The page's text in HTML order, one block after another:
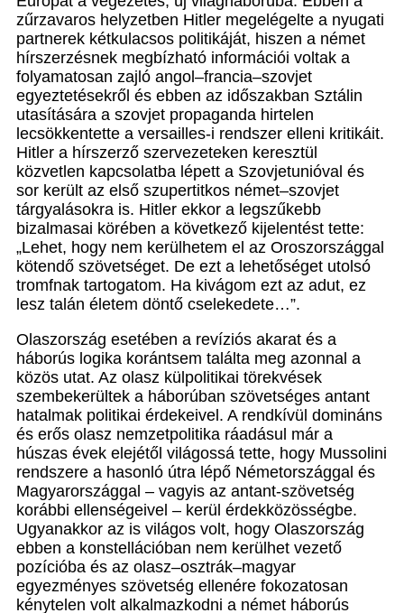
zűrzavaros helyzetben Hitler megelégelte a nyugati
partnerek kétkulacsos politikáját, hiszen a német
hírszerzésnek megbízható információi voltak a
folyamatosan zajló angol–francia–szovjet
egyeztetésekről és ebben az időszakban Sztálin
utasítására a szovjet propaganda hirtelen
lecsökkentette a versailles-i rendszer elleni kritikáit.
Hitler a hírszerző szervezeteken keresztül
közvetlen kapcsolatba lépett a Szovjetunióval és
sor került az első szupertitkos német–szovjet
tárgyalásokra is. Hitler ekkor a legszűkebb
bizalmasai körében a következő kijelentést tette:
„Lehet, hogy nem kerülhetem el az Oroszországgal
kötendő szövetséget. De ezt a lehetőséget utolsó
tromfnak tartogatom. Ha kivágom ezt az adut, ez
lesz talán életem döntő cselekedete…”.
Olaszország esetében a revíziós akarat és a
háborús logika korántsem találta meg azonnal a
közös utat. Az olasz külpolitikai törekvések
szembekerültek a háborúban szövetséges antant
hatalmak politikai érdekeivel. A rendkívül domináns
és erős olasz nemzetpolitika ráadásul már a
húszas évek elejétől világossá tette, hogy Mussolini
rendszere a hasonló útra lépő Németországgal és
Magyarországgal – vagyis az antant-szövetség
korábbi ellenségeivel – kerül érdekközösségbe.
Ugyanakkor az is világos volt, hogy Olaszország
ebben a konstellációban nem kerülhet vezető
pozícióba és az olasz–osztrák–magyar
egyezményes szövetség ellenére fokozatosan
kénytelen volt alkalmazkodni a német háborús